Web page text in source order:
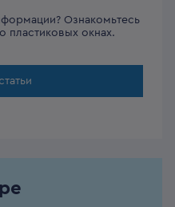
Ознакомьтесь
пластиковых окнах.